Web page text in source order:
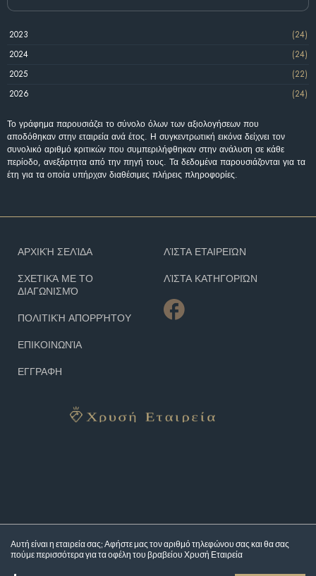
2023
(24)
2024
(24)
2025
(22)
2026
(24)
Το γράφημα παρουσιάζει το σύνολο όλων των αξιολογήσεων που
αποδόθηκαν στην εταιρεία ανά έτος. Η συγκεντρωτική εικόνα δείχνει τον
συνολικό αριθμό κριτικών που συμπεριλήφθηκαν στην ανάλυση σε κάθε
περίοδο, ανεξάρτητα από την πηγή τους. Τα δεδομένα παρουσιάζονται για τα
έτη για τα οποία υπήρχαν διαθέσιμες πλήρεις πληροφορίες.
Αυτή είναι η εταιρεία σας; Αφήστε μας τον αριθμό τηλεφώνου σας και θα σας
πούμε περισσότερα για ταοφέλη του βραβείου Χρυσή Εταιρεία
ΑΡΧΙΚΉ ΣΕΛΊΔΑ
ΣΧΕΤΙΚΆ ΜΕ ΤΟ
ΔΙΑΓΩΝΙΣΜΌ
ΠΟΛΙΤΙΚΉ ΑΠΟΡΡΉΤΟΥ
ΕΠΙΚΟΙΝΩΝΊΑ
ΕΓΓΡΑΦΗ
ΛΊΣΤΑ ΕΤΑΙΡΕΙΏΝ
ΛΊΣΤΑ ΚΑΤΗΓΟΡΙΏΝ